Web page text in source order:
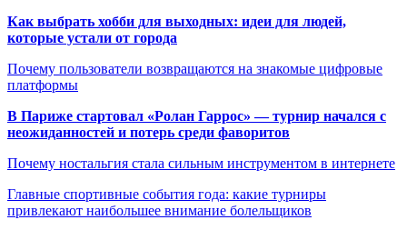
Как выбрать хобби для выходных: идеи для людей,
которые устали от города
Почему пользователи возвращаются на знакомые цифровые
платформы
В Париже стартовал «Ролан Гаррос» — турнир начался с
неожиданностей и потерь среди фаворитов
Почему ностальгия стала сильным инструментом в интернете
Главные спортивные события года: какие турниры
привлекают наибольшее внимание болельщиков